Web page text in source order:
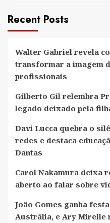
Recent Posts
Walter Gabriel revela
transformar a imagem
profissionais
Gilberto Gil relembra
legado deixado pela
Davi Lucca quebra o
redes e destaca
Dantas
Carol Nakamura deixa
aberto ao falar sobre
João Gomes ganha
Austrália, e Ary Mirelle